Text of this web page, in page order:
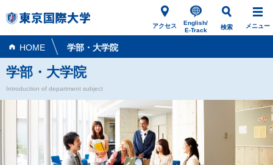
アクセス
English/
E-Track
検索 メニュー
HOME 学部・大学院
学部・大学院
Introduction of department subject